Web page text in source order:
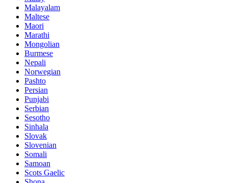
Malayalam
Maltese
Maori
Marathi
Mongolian
Burmese
Nepali
Norwegian
Pashto
Persian
Punjabi
Serbian
Sesotho
Sinhala
Slovak
Slovenian
Somali
Samoan
Scots Gaelic